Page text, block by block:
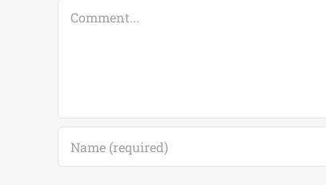
Comment